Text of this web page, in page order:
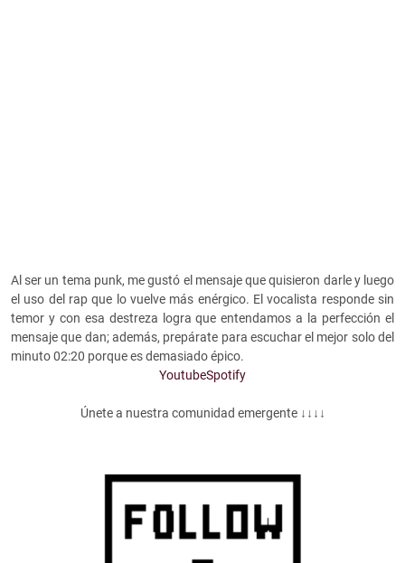
Al ser un tema punk, me gustó el mensaje que quisieron darle y luego
el uso del rap que lo vuelve más enérgico. El vocalista responde sin
temor y con esa destreza logra que entendamos a la perfección el
mensaje que dan; además, prepárate para escuchar el mejor solo del
minuto 02:20 porque es demasiado épico.
YoutubeSpotify
Únete a nuestra comunidad emergente ↓↓↓↓